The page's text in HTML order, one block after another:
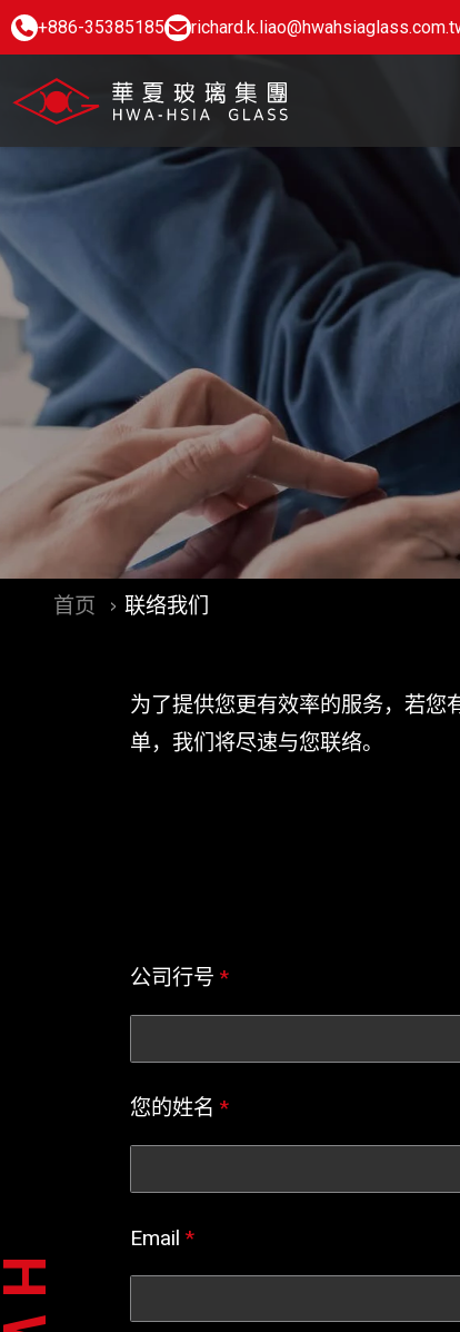
+886-35385185
首页 联络我们
为了提供您更有效率的服务，若您
单，我们将尽速与您联络。
公司行号 *
您的姓名 *
Email *